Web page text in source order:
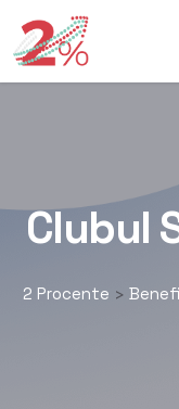
Clubul
2 Procente >